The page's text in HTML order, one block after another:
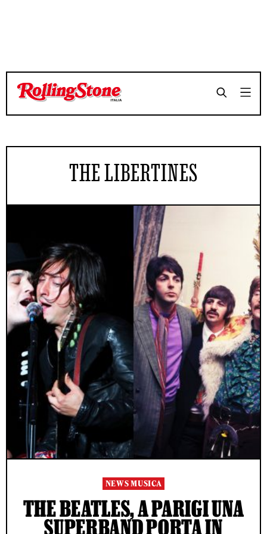
THE LIBERTINES
NEWS MUSICA
THE BEATLES, A PARIGI UNA
SUPERBAND PORTA IN